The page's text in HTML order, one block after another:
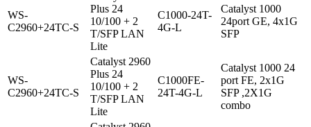
WS-
C2960+24TC-S
Plus 24
10/100 + 2
T/SFP LAN
Lite
C1000-24T-
4G-L
Catalyst 1000
24port GE, 4x1G
SFP
WS-
C2960+24TC-S
Catalyst 2960
Plus 24
10/100 + 2
T/SFP LAN
Lite
C1000FE-
24T-4G-L
Catalyst 1000 24
port FE, 2x1G
SFP ,2X1G
combo